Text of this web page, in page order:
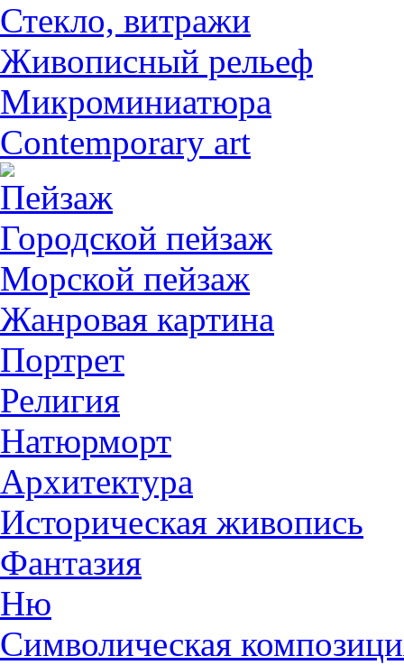
Стекло, витражи
Живописный рельеф
Микроминиатюра
Contemporary art
Пейзаж
Городской пейзаж
Морской пейзаж
Жанровая картина
Портрет
Религия
Натюрморт
Архитектура
Историческая живопись
Фантазия
Ню
Символическая